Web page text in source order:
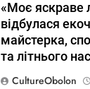
«Моє яскраве
відбулася
майстерка,
та літнього
CultureObolon